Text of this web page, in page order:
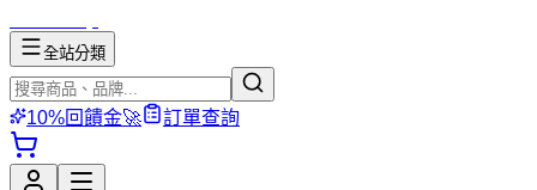
全站分類
10%回饋金🚀 訂單查詢